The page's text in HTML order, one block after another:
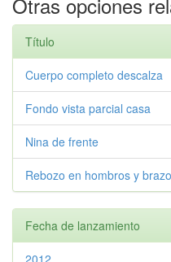
Título
Cuerpo completo descalza
Fondo vista parcial casa
Nina de frente
Rebozo en hombros y
Fecha de lanzamiento
2012